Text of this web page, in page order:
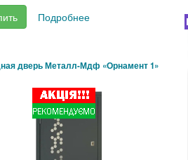
Подробнее
дверь Металл-Мдф «Орнамент 1»